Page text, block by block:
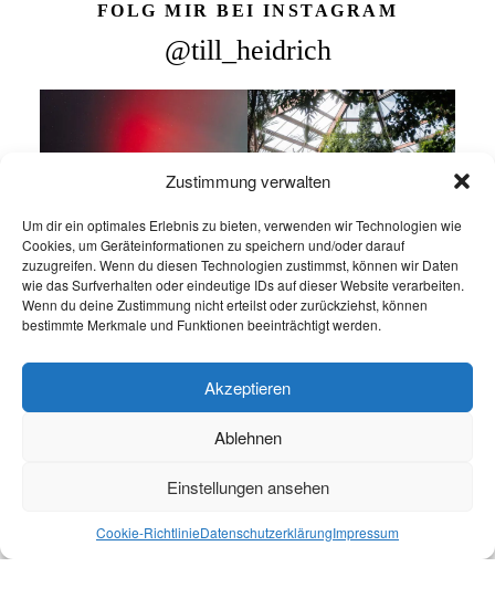
Zustimmung verwalten
Um dir ein optimales Erlebnis zu bieten, verwenden wir Technologien wie
Cookies, um Geräteinformationen zu speichern und/oder darauf
zuzugreifen. Wenn du diesen Technologien zustimmst, können wir Daten
wie das Surfverhalten oder eindeutige IDs auf dieser Website verarbeiten.
Wenn du deine Zustimmung nicht erteilst oder zurückziehst, können
bestimmte Merkmale und Funktionen beeinträchtigt werden.
Akzeptieren
Ablehnen
Einstellungen ansehen
Cookie-RichtlinieDatenschutzerklärungImpressum
FOLG MIR BEI INSTAGRAM
@till_heidrich